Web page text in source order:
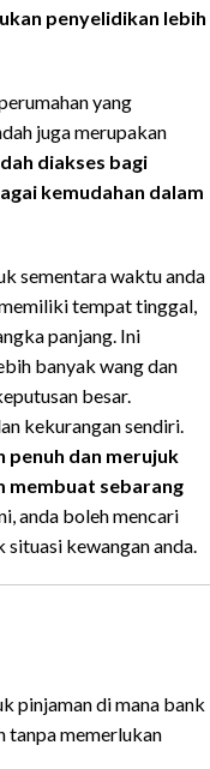
penyelidikan lebih
yang
juga merupakan
diakses bagi
kemudahan dalam
sementara waktu anda
tempat tinggal,
panjang. Ini
banyak wang dan
besar.
kekurangan sendiri.
penuh dan merujuk
membuat sebarang
anda boleh mencari
kewangan anda.
pinjaman di mana bank
tanpa memerlukan